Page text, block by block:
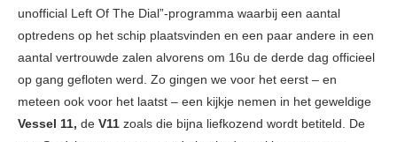
unofficial Left Of The Dial”-programma waarbij een aantal
optredens op het schip plaatsvinden en een paar andere in een
aantal vertrouwde zalen alvorens om 16u de derde dag officieel
op gang gefloten werd. Zo gingen we voor het eerst – en
meteen ook voor het laatst – een kijkje nemen in het geweldige
Vessel 11, de V11 zoals die bijna liefkozend wordt betiteld. De